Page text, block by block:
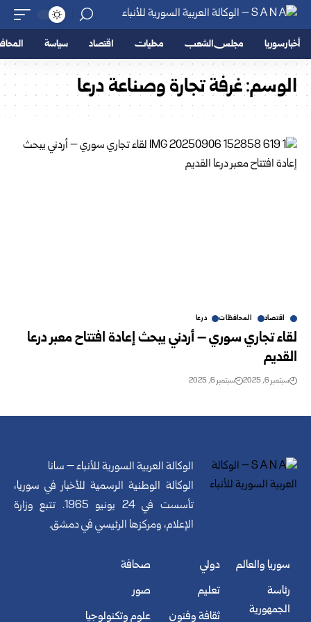
أخبار سوريا مجلس الشعب محليات اقتصاد سياسة
الوسم:غرفة تجارة وصناعة درعا
اقتصاد المحافظات درعا
لقاء تجاري سوري – أردني يبحث إعادة افتتاح معبر درعا
القديم
سبتمبر 6, 2025 سبتمبر 6, 2025
الوكالة العربية السورية للأنباء – سانا
الوكالة الوطنية الرسمية للأخبار في سوريا،
تأسست في 24 يونيو 1965. تتبع وزارة
الإعلام، ومركزها الرئيسي في دمشق.
سوريا والعالم
رئاسة
الجمهورية
دولي
تعليم
ثقافة وفنون
صحافة
صور
علوم وتكنولوجيا